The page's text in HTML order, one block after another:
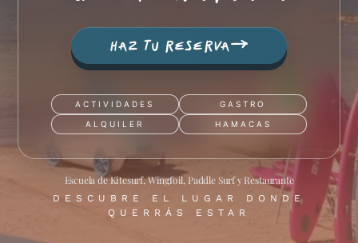
HAZ TU RESERVA→
ACTIVIDADES GASTRO
ALQUILER HAMACAS
Escuela de Kitesurf, Wingfoil, Paddle Surf y Restaurante
DESCUBRE EL LUGAR DONDE
QUERRÁS ESTAR